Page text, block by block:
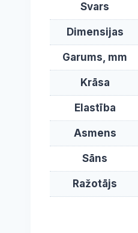
Svars
Dimensijas
Garums, mm
Krāsa
Elastība
Asmens
Sāns
Ražotājs